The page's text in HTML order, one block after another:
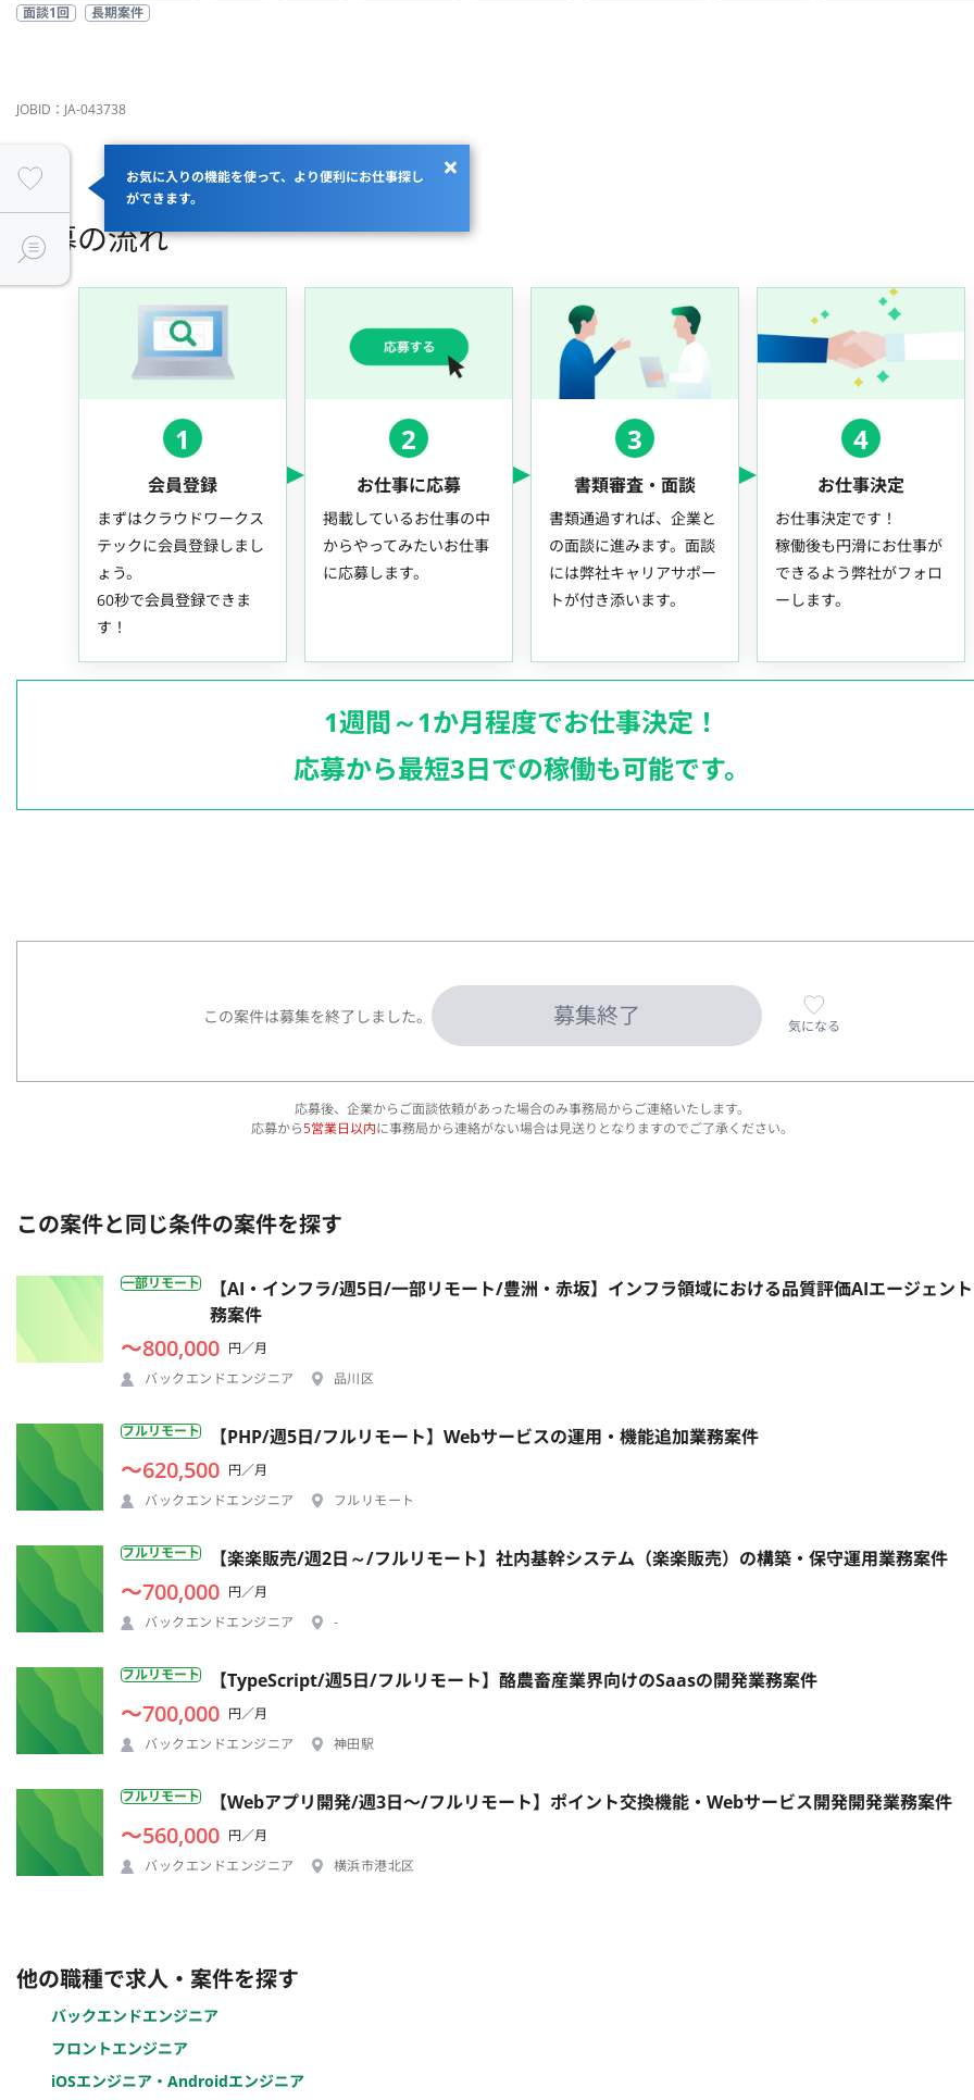
お気に入りの機能を使って、より便利にお仕事探し
ができます。
面談1回
長期案件
JOBID：JA-043738
応募の流れ
1
会員登録
まずはクラウドワークス
テックに会員登録しまし
ょう。
60秒で会員登録できま
す！
2
お仕事に応募
掲載しているお仕事の中
からやってみたいお仕事
に応募します。
3
書類審査・面談
書類通過すれば、企業と
の面談に進みます。面談
には弊社キャリアサポー
トが付き添います。
4
お仕事決定
お仕事決定です！
稼働後も円滑にお仕事が
できるよう弊社がフォロ
ーします。
1週間～1か月程度でお仕事決定！
応募から最短3日での稼働も可能です。
この案件は募集を終了しました。 募集終了 気になる
応募後、企業からご面談依頼があった場合のみ事務局からご連絡いたします。
応募から5営業日以内に事務局から連絡がない場合は見送りとなりますのでご了承ください。
この案件と同じ条件の案件を探す
一部リモート
【AI・インフラ/週5日/一部リモート/豊洲・赤坂】インフラ領域における品質評価AIエージェン
務案件
〜800,000 円／月
バックエンドエンジニア
品川区
フルリモート 【PHP/週5日/フルリモート】Webサービスの運用・機能追加業務案件
〜620,500 円／月
バックエンドエンジニア
フルリモート
フルリモート 【楽楽販売/週2日～/フルリモート】社内基幹システム（楽楽販売）の構築・保守運用業務案件
〜700,000 円／月
バックエンドエンジニア
-
フルリモート 【TypeScript/週5日/フルリモート】酪農畜産業界向けのSaasの開発業務案件
〜700,000 円／月
バックエンドエンジニア
神田駅
フルリモート 【Webアプリ開発/週3日〜/フルリモート】ポイント交換機能・Webサービス開発開発業務案件
〜560,000 円／月
バックエンドエンジニア
横浜市港北区
他の職種で求人・案件を探す
バックエンドエンジニア
フロントエンジニア
iOSエンジニア・Androidエンジニア